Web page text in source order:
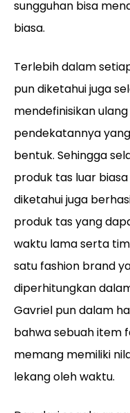
sungguhan bisa
biasa.
Terlebih dalam
pun diketahui juga
mendefinisikan
pendekatannya
bentuk. Sehingga
produk tas luar
diketahui juga
produk tas yang
waktu lama serta
satu fashion brand
diperhitungkan
Gavriel pun dalam
bahwa sebuah item
memang memiliki
lekang oleh waktu.